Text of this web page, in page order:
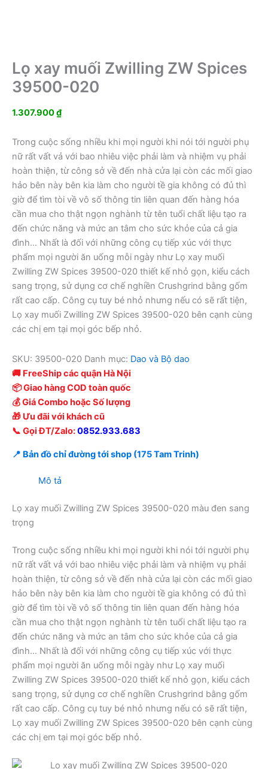
Lọ xay muối Zwilling ZW Spices
39500-020
1.307.900₫
Trong cuộc sống nhiều khi mọi người khi nói tới người phụ
nữ rất vất vả với bao nhiêu việc phải làm và nhiệm vụ phải
hoàn thiện, từ công sở về đến nhà cửa lại còn các mối giao
hảo bên này bên kia làm cho người tề gia không có đủ thì
giờ để tìm tòi về vô số thông tin liên quan đến hàng hóa
cần mua cho thật ngọn nghành từ tên tuổi chất liệu tạo ra
đến chức năng và mức an tâm cho sức khỏe của cả gia
đình… Nhất là đối với những công cụ tiếp xúc với thực
phẩm mọi người ăn uống mỗi ngày như Lọ xay muối
Zwilling ZW Spices 39500-020 thiết kế nhỏ gọn, kiểu cách
sang trọng, sử dụng cơ chế nghiền Crushgrind bằng gốm
rất cao cấp. Công cụ tuy bé nhỏ nhưng nếu có sẽ rất tiện,
Lọ xay muối Zwilling ZW Spices 39500-020 bên cạnh cùng
các chị em tại mọi góc bếp nhỏ.
SKU: 39500-020 Danh mục: Dao và Bộ dao
🚚 FreeShip các quận Hà Nội
📦 Giao hàng COD toàn quốc
💰 Giá Combo hoặc Số lượng
🎁 Ưu đãi với khách cũ
📞 Gọi ĐT/Zalo:0852.933.683
📍 Bản đồ chỉ đường tới shop (175 Tam Trinh)
Mô tả
Lọ xay muối Zwilling ZW Spices 39500-020 màu đen sang
trọng
Trong cuộc sống nhiều khi mọi người khi nói tới người phụ
nữ rất vất vả với bao nhiêu việc phải làm và nhiệm vụ phải
hoàn thiện, từ công sở về đến nhà cửa lại còn các mối giao
hảo bên này bên kia làm cho người tề gia không có đủ thì
giờ để tìm tòi về vô số thông tin liên quan đến hàng hóa
cần mua cho thật ngọn nghành từ tên tuổi chất liệu tạo ra
đến chức năng và mức an tâm cho sức khỏe của cả gia
đình… Nhất là đối với những công cụ tiếp xúc với thực
phẩm mọi người ăn uống mỗi ngày như Lọ xay muối
Zwilling ZW Spices 39500-020 thiết kế nhỏ gọn, kiểu cách
sang trọng, sử dụng cơ chế nghiền Crushgrind bằng gốm
rất cao cấp. Công cụ tuy bé nhỏ nhưng nếu có sẽ rất tiện,
Lọ xay muối Zwilling ZW Spices 39500-020 bên cạnh cùng
các chị em tại mọi góc bếp nhỏ.